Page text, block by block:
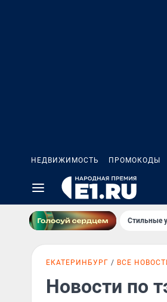
НЕДВИЖИМОСТЬ ПРОМОКОДЫ
Стильные
ЕКАТЕРИНБУРГ ВСЕ
Новости по